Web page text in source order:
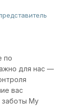
по
для нас —
вас
My